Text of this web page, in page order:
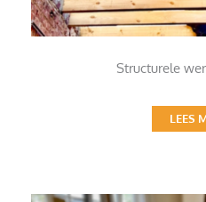
Structurele
LEES